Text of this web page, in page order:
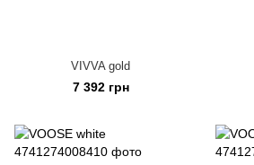
VIVVA gold
7 392 грн